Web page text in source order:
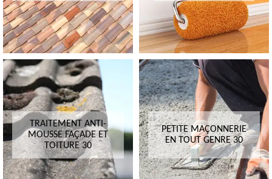
TRAITEMENT ANTI-
MOUSSE FAÇADE ET
TOITURE 30
PETITE MAÇONNERIE
EN TOUT GENRE 30